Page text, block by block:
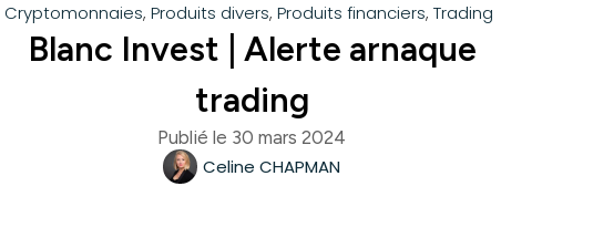
Cryptomonnaies,Produits divers,Produits financiers,Trading
Blanc Invest | Alerte arnaque
trading
Publié le 30 mars 2024
Celine CHAPMAN